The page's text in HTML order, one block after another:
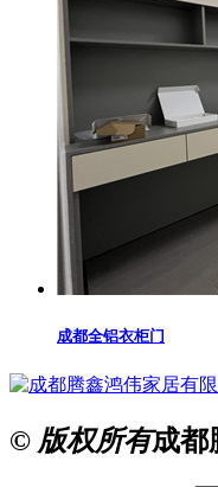
成都全铝衣柜门
© 版权所有成都